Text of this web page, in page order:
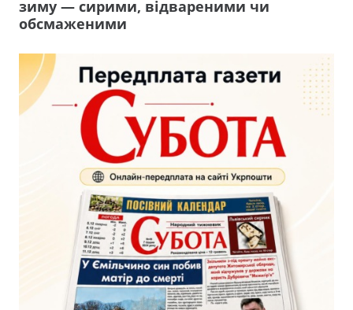
зиму — сирими, відвареними чи
обсмаженими